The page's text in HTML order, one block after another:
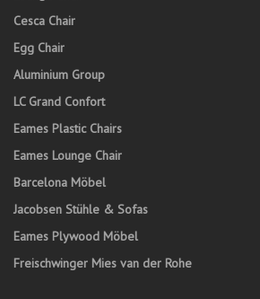
Cesca Chair
Egg Chair
Aluminium Group
LC Grand Confort
Eames Plastic Chairs
Eames Lounge Chair
Barcelona Möbel
Jacobsen Stühle & Sofas
Eames Plywood Möbel
Freischwinger Mies van der Rohe